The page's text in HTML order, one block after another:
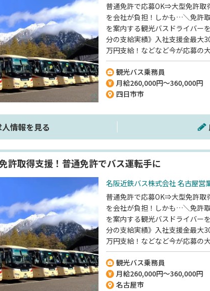
普通免許で応募OK⇒大型免許取
を会社が負担！しかも…＼免許
を案内する観光バスドライバー
分の支給実績》入社支援金最大
万円支給！などなど今が応募の
社員寮に月7000円で住める》約
部屋ですよ◎《未経験スタート
トのドライバーを多数育ててき
してくださいね♪
観光バス乗務員
月給260,000円～360,000円
四日市市
情報を見る
許取得支援！普通免許でバス運転手に
名阪近鉄バス株式会社 名古屋営
普通免許で応募OK⇒大型免許取
を会社が負担！しかも…＼免許
を案内する観光バスドライバー
分の支給実績》入社支援金最大
万円支給！などなど今が応募の
社員寮に月3000円で住める》約
部屋ですよ◎《未経験スタート
トのドライバーを多数育ててき
してくださいね♪
観光バス乗務員
月給260,000円～360,000円
名古屋市